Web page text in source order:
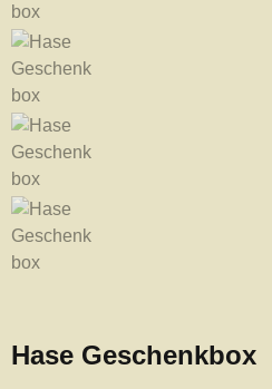
Hase Geschenkbox